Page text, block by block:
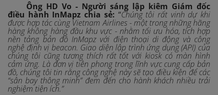
Ông HD Vo - Người sáng lập kiêm Giám đốc
điều hành InMapz chia sẻ: “Chúng tôi rất vinh dự khi
được hợp tác cùng Vietnam Airlines - một trong những hãng
hàng không hàng đầu khu vực - nhằm tối ưu hóa, tích hợp
nền tảng bản đồ InMapz với điện thoại di động và công
nghệ định vị beacon. Giao diện lập trình ứng dụng (API) của
chúng tôi cũng tương thích rất tốt với kiosk có màn hình
cảm ứng. Là đơn vị tiên phong trong lĩnh vực cung cấp bản
đồ, chúng tôi tin rằng công nghệ này sẽ tạo điều kiện để các
“sân bay thông minh” đem đến cho hành khách nhiều trải
nghiệm tiện ích.”